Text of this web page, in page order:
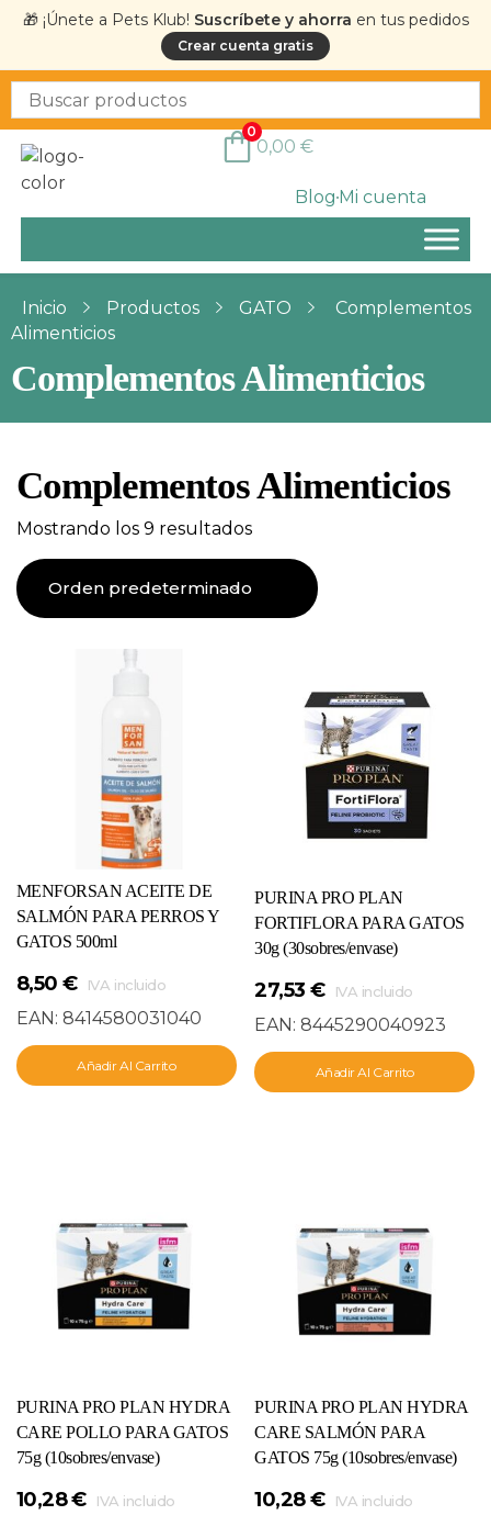
🎁 ¡Únete a Pets Klub! Suscríbete y ahorra en tus pedidos
Crear cuenta gratis
BlogMi cuenta
0
0,00 €
Inicio Productos GATO
Complementos
Alimenticios
Complementos Alimenticios
Complementos Alimenticios
Mostrando los 9 resultados
MENFORSAN ACEITE DE
SALMÓN PARA PERROS Y
GATOS 500ml
8,50 € IVA incluido
EAN: 8414580031040
Añadir Al Carrito
PURINA PRO PLAN
FORTIFLORA PARA GATOS
30g (30sobres/envase)
27,53 € IVA incluido
EAN:8445290040923
Añadir Al Carrito
PURINA PRO PLAN HYDRA
CARE POLLO PARA GATOS
75g (10sobres/envase)
10,28€ IVA incluido
PURINA PRO PLAN HYDRA
CARE SALMÓN PARA
GATOS 75g (10sobres/envase)
10,28€ IVA incluido